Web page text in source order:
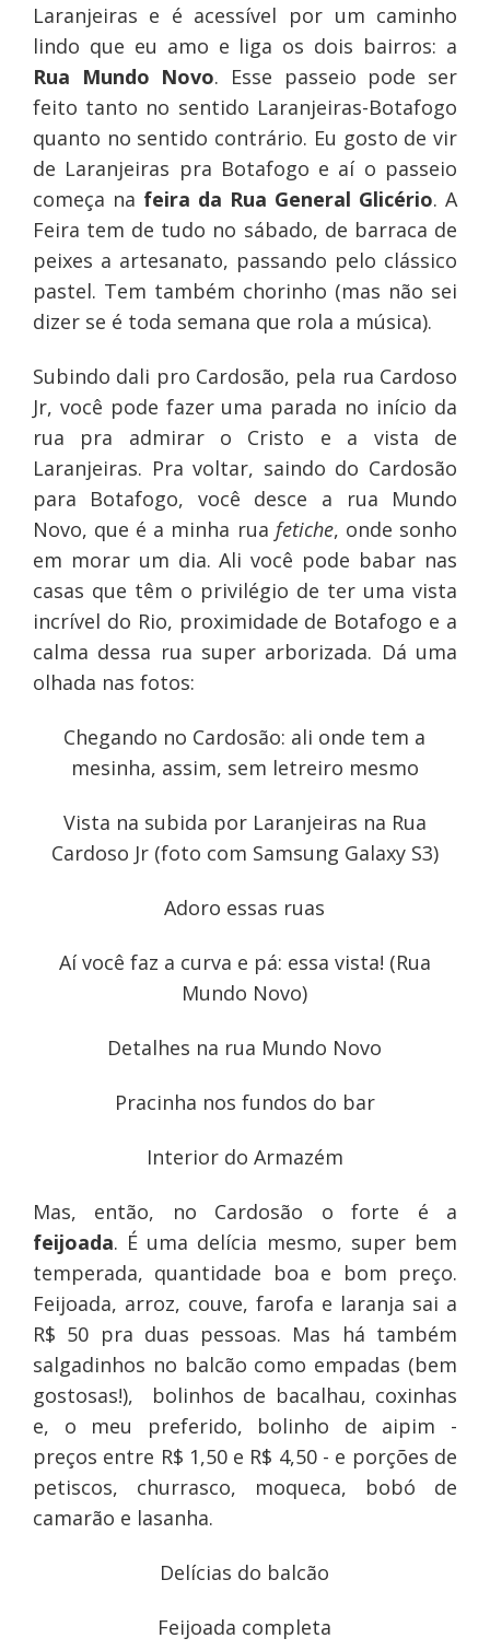
Laranjeiras e é acessível por um caminho
lindo que eu amo e liga os dois bairros: a
Rua Mundo Novo. Esse passeio pode ser
feito tanto no sentido Laranjeiras-Botafogo
quanto no sentido contrário. Eu gosto de vir
de Laranjeiras pra Botafogo e aí o passeio
começa na feira da Rua General Glicério. A
Feira tem de tudo no sábado, de barraca de
peixes a artesanato, passando pelo clássico
pastel. Tem também chorinho (mas não sei
dizer se é toda semana que rola a música).
Subindo dali pro Cardosão, pela rua Cardoso
Jr, você pode fazer uma parada no início da
rua pra admirar o Cristo e a vista de
Laranjeiras. Pra voltar, saindo do Cardosão
para Botafogo, você desce a rua Mundo
Novo, que é a minha rua fetiche, onde sonho
em morar um dia. Ali você pode babar nas
casas que têm o privilégio de ter uma vista
incrível do Rio, proximidade de Botafogo e a
calma dessa rua super arborizada. Dá uma
olhada nas fotos:
Chegando no Cardosão: ali onde tem a
mesinha, assim, sem letreiro mesmo
Vista na subida por Laranjeiras na Rua
Cardoso Jr (foto com Samsung Galaxy S3)
Adoro essas ruas
Aí você faz a curva e pá: essa vista! (Rua
Mundo Novo)
Detalhes na rua Mundo Novo
Pracinha nos fundos do bar
Interior do Armazém
Mas, então, no Cardosão o forte é a
feijoada. É uma delícia mesmo, super bem
temperada, quantidade boa e bom preço.
Feijoada, arroz, couve, farofa e laranja sai a
R$ 50 pra duas pessoas. Mas há também
salgadinhos no balcão como empadas (bem
gostosas!), bolinhos de bacalhau, coxinhas
e, o meu preferido, bolinho de aipim -
preços entre R$ 1,50 e R$ 4,50 - e porções de
petiscos, churrasco, moqueca, bobó de
camarão e lasanha.
Delícias do balcão
Feijoada completa